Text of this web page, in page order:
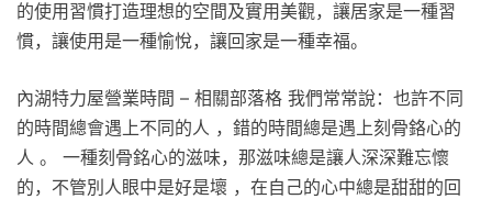
的使用習慣打造理想的空間及實用美觀，讓居家是一種習
慣，讓使用是一種愉悅，讓回家是一種幸福。
內湖特力屋營業時間 – 相關部落格 我們常常說：也許不同
的時間總會遇上不同的人 ，錯的時間總是遇上刻骨鉻心的
人 。 一種刻骨銘心的滋味，那滋味總是讓人深深難忘懷
的，不管別人眼中是好是壞 ，在自己的心中總是甜甜的回